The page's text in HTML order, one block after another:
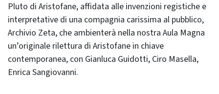
Pluto di Aristofane, affidata alle invenzioni registiche e
interpretative di una compagnia carissima al pubblico,
Archivio Zeta, che ambienterà nella nostra Aula Magna
un’originale rilettura di Aristofane in chiave
contemporanea, con Gianluca Guidotti, Ciro Masella,
Enrica Sangiovanni.